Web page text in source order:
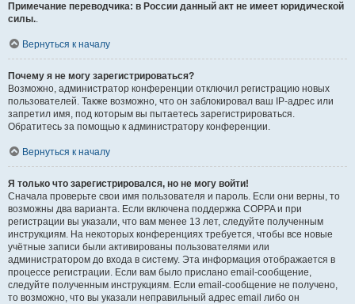
Примечание переводчика: в России данный акт не имеет юридической
силы..
Вернуться к началу
Почему я не могу зарегистрироваться?
Возможно, администратор конференции отключил регистрацию новых
пользователей. Также возможно, что он заблокировал ваш IP-адрес или
запретил имя, под которым вы пытаетесь зарегистрироваться.
Обратитесь за помощью к администратору конференции.
Вернуться к началу
Я только что зарегистрировался, но не могу войти!
Сначала проверьте свои имя пользователя и пароль. Если они верны, то
возможны два варианта. Если включена поддержка COPPA и при
регистрации вы указали, что вам менее 13 лет, следуйте полученным
инструкциям. На некоторых конференциях требуется, чтобы все новые
учётные записи были активированы пользователями или
администратором до входа в систему. Эта информация отображается в
процессе регистрации. Если вам было прислано email-сообщение,
следуйте полученным инструкциям. Если email-сообщение не получено,
то возможно, что вы указали неправильный адрес email либо он